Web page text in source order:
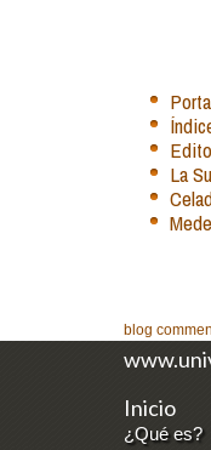
La
blog
Inicio
¿Qué es?